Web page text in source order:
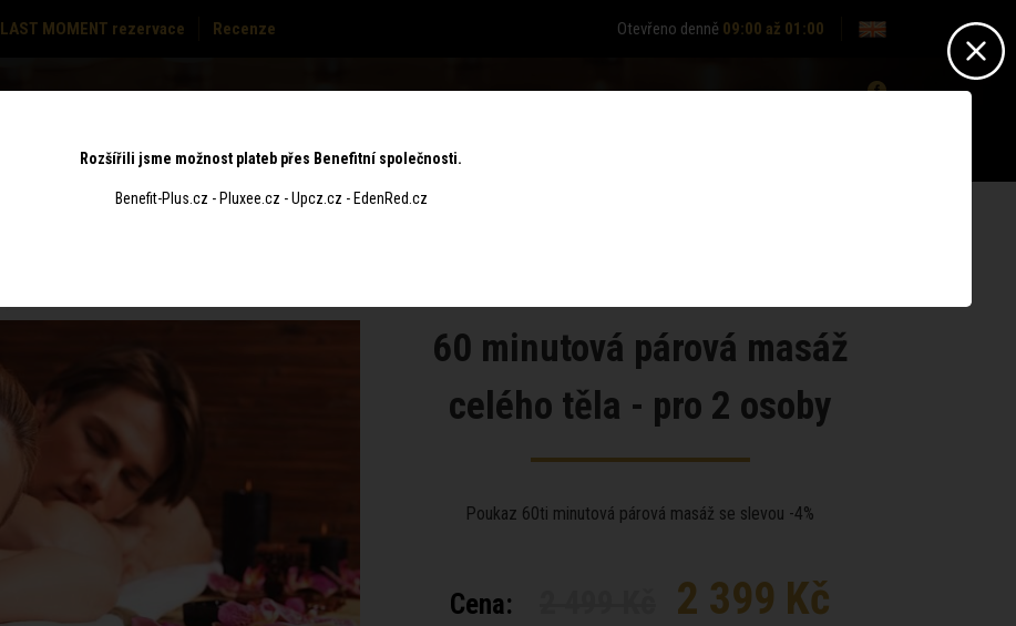
LAST MOMENT rezervace Recenze Otevřeno denně 09:00 až 01:00
60 minutová párová masáž
celého těla - pro 2 osoby
Poukaz 60ti minutová párová masáž se slevou -4%
Cena: 2 399 Kč
Rozšířili jsme možnost plateb přes Benefitní společnosti.
Benefit-Plus.cz - Pluxee.cz - Upcz.cz - EdenRed.cz